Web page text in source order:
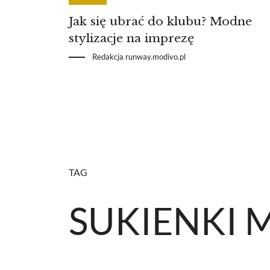
Jak się ubrać do klubu? Modne
stylizacje na imprezę
Redakcja runway.modivo.pl
TAG
SUKIENKI